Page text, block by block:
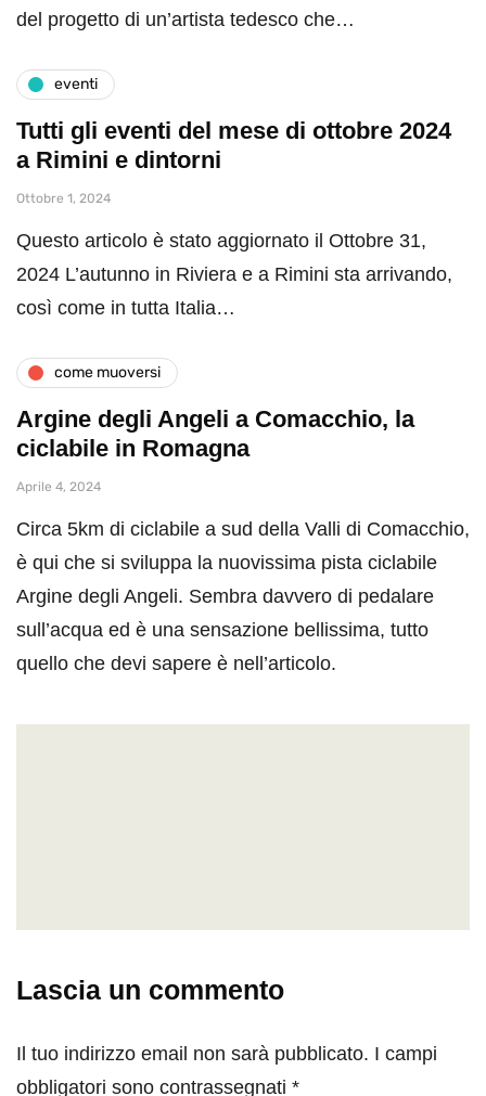
del progetto di un’artista tedesco che…
eventi
Tutti gli eventi del mese di ottobre 2024
a Rimini e dintorni
Ottobre 1, 2024
Questo articolo è stato aggiornato il Ottobre 31,
2024 L’autunno in Riviera e a Rimini sta arrivando,
così come in tutta Italia…
come muoversi
Argine degli Angeli a Comacchio, la
ciclabile in Romagna
Aprile 4, 2024
Circa 5km di ciclabile a sud della Valli di Comacchio,
è qui che si sviluppa la nuovissima pista ciclabile
Argine degli Angeli. Sembra davvero di pedalare
sull’acqua ed è una sensazione bellissima, tutto
quello che devi sapere è nell’articolo.
Lascia un commento
Il tuo indirizzo email non sarà pubblicato. I campi
obbligatori sono contrassegnati *